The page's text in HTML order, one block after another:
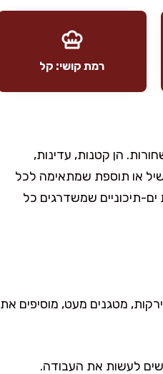
רמת קושי: קל
הן קטנות, עדינות,
סלט רענן, תבשיל או תוספת שמתאימה לכל
תיכוניים שמשדרגים כל
רק 10 דקות. פשוט קוצצים את הירקות, מטגנים מעט, מוסיפים את
לעשות את העבודה.